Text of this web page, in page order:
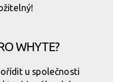
WHYTE?
u společnosti